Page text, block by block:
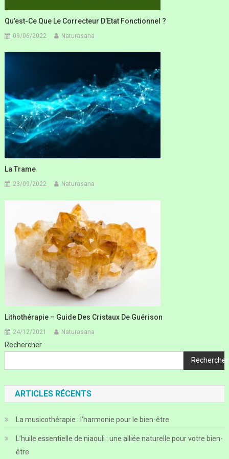
Qu’est-Ce Que Le Correcteur D’Etat Fonctionnel ?
09/06/2022 Naturasana
La Trame
23/09/2022 Naturasana
Lithothérapie – Guide Des Cristaux De Guérison
24/12/2021 Naturasana
Rechercher
Rechercher
ARTICLES RÉCENTS
La musicothérapie : l’harmonie pour le bien-être
L’huile essentielle de niaouli : une alliée naturelle pour votre bien-
être